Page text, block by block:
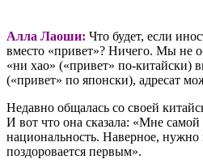
Алла Лаоши: Что будет, если
вместо «привет»? Ничего. Мы не
«ни хао» («привет» по-китайски)
(«привет» по японски), адресат
Недавно общалась со своей
И вот что она сказала: «Мне
национальность. Наверное, нужно
поздоровается первым».